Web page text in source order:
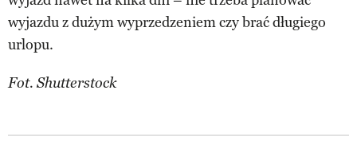
wyjazdu z dużym wyprzedzeniem czy brać długiego
urlopu.
Fot. Shutterstock